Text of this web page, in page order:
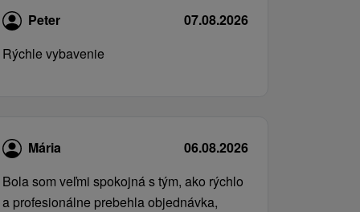
Peter
07.08.2026
Rýchle vybavenie
Mária
06.08.2026
Bola som veľmi spokojná s tým, ako rýchlo
a profesionálne prebehla objednávka,